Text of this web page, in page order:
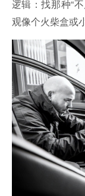
逻辑：找那种“
观像个火柴盒或